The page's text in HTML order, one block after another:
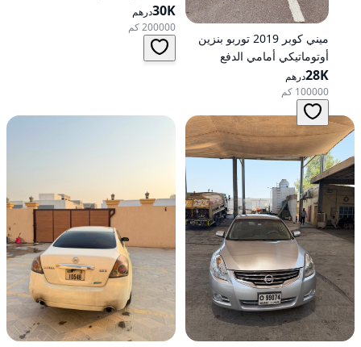
ميني كوبر 2019 توربو بنزين
أوتوماتيكي أمامي الدفع
28Kدرهم
100000 كم
بالبنزين، أوتوماتيكية، دفع رباعي
30Kدرهم
200000 كم